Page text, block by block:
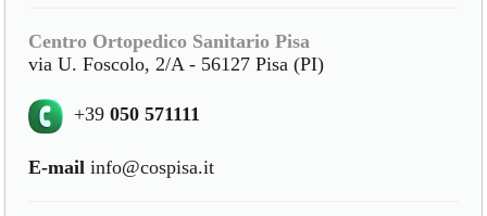
Centro Ortopedico Sanitario Pisa
via U. Foscolo, 2/A - 56127 Pisa (PI)
+39050 571111
E-mail info@cospisa.it